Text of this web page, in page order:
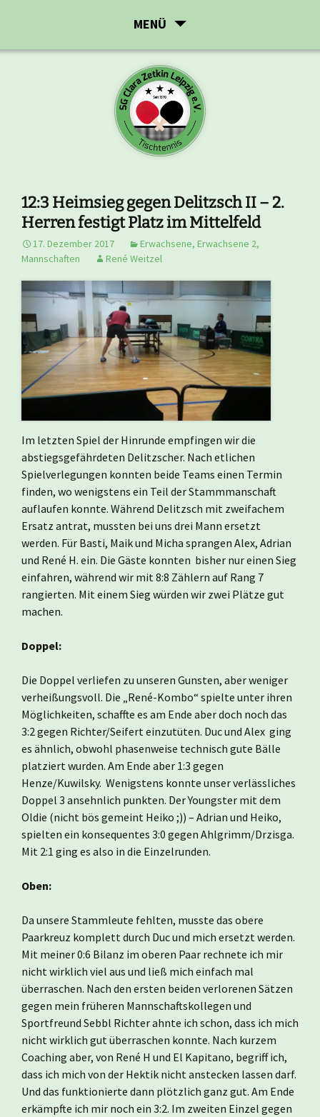
MENÜ
12:3 Heimsieg gegen Delitzsch II – 2.
Herren festigt Platz im Mittelfeld
17. Dezember 2017 Erwachsene, Erwachsene 2,
Mannschaften
René Weitzel
Im letzten Spiel der Hinrunde empfingen wir die
abstiegsgefährdeten Delitzscher. Nach etlichen
Spielverlegungen konnten beide Teams einen Termin
finden, wo wenigstens ein Teil der Stammmanschaft
auflaufen konnte. Während Delitzsch mit zweifachem
Ersatz antrat, mussten bei uns drei Mann ersetzt
werden. Für Basti, Maik und Micha sprangen Alex, Adrian
und René H. ein. Die Gäste konnten bisher nur einen Sieg
einfahren, während wir mit 8:8 Zählern auf Rang 7
rangierten. Mit einem Sieg würden wir zwei Plätze gut
machen.
Doppel:
Die Doppel verliefen zu unseren Gunsten, aber weniger
verheißungsvoll. Die „René-Kombo“ spielte unter ihren
Möglichkeiten, schaffte es am Ende aber doch noch das
3:2 gegen Richter/Seifert einzutüten. Duc und Alex ging
es ähnlich, obwohl phasenweise technisch gute Bälle
platziert wurden. Am Ende aber 1:3 gegen
Henze/Kuwilsky. Wenigstens konnte unser verlässliches
Doppel 3 ansehnlich punkten. Der Youngster mit dem
Oldie (nicht bös gemeint Heiko ;)) – Adrian und Heiko,
spielten ein konsequentes 3:0 gegen Ahlgrimm/Drzisga.
Mit 2:1 ging es also in die Einzelrunden.
Oben:
Da unsere Stammleute fehlten, musste das obere
Paarkreuz komplett durch Duc und mich ersetzt werden.
Mit meiner 0:6 Bilanz im oberen Paar rechnete ich mir
nicht wirklich viel aus und ließ mich einfach mal
überraschen. Nach den ersten beiden verlorenen Sätzen
gegen mein früheren Mannschaftskollegen und
Sportfreund Sebbl Richter ahnte ich schon, dass ich mich
nicht wirklich gut überraschen konnte. Nach kurzem
Coaching aber, von René H und El Kapitano, begriff ich,
dass ich mich von der Hektik nicht anstecken lassen darf.
Und das funktionierte dann plötzlich ganz gut. Am Ende
erkämpfte ich mir noch ein 3:2. Im zweiten Einzel gegen